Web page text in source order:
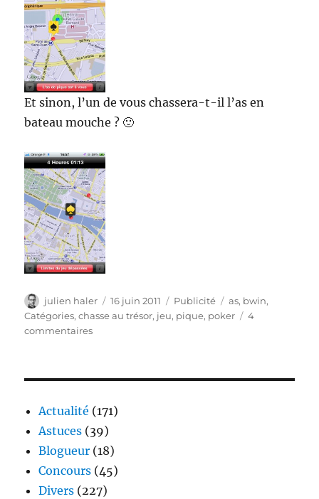
Et sinon, l’un de vous chassera-t-il l’as en
bateau mouche ? 🙂
Auteur
julien haler
Publié
le
16 juin 2011 Catégories
Publicité Étiquettes
as, bwin,
Catégories,chasse au trésor, jeu, pique, poker
4
commentairessur
ace
Actualité (171)
Astuces (39)
Blogueur (18)
Concours (45)
Divers (227)